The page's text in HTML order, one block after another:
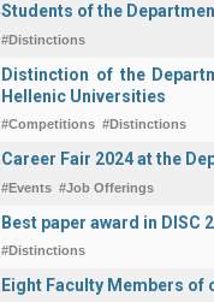
Students of the
#Distinctions
Distinction of the
Hellenic Universities
#Competitions #Distinctions
Career Fair 2024 at the
#Events #Job Offerings
Best paper award in DISC
#Distinctions
Eight Faculty Members of